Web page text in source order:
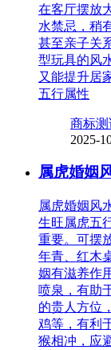
在客厅摆放
水禁忌，稍
甚至亲子关
型玩具的风
又能提升居
五行属性
商标测
2025-
属虎婚姻
属虎婚姻风
生旺属虎五
重要。可摆
年青、红木
姻有滋养作
喷泉，有助
的贵人方位
鸡等，有利
猴相冲，应